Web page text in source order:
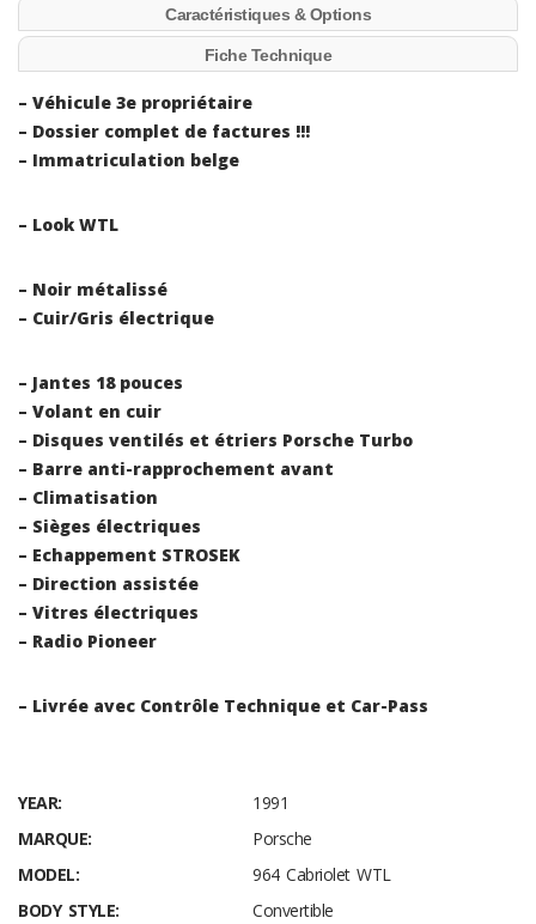
Caractéristiques & Options
Fiche Technique
– Véhicule 3e propriétaire
– Dossier complet de factures !!!
– Immatriculation belge
– Look WTL
– Noir métalissé
– Cuir/Gris électrique
– Jantes 18 pouces
– Volant en cuir
– Disques ventilés et étriers Porsche Turbo
– Barre anti-rapprochement avant
– Climatisation
– Sièges électriques
– Echappement STROSEK
– Direction assistée
– Vitres électriques
– Radio Pioneer
– Livrée avec Contrôle Technique et Car-Pass
YEAR:
1991
MARQUE:
Porsche
MODEL:
964 Cabriolet WTL
BODY STYLE:
Convertible